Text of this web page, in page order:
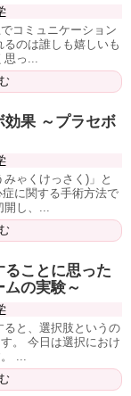
コミュニケーション
のは誰しも嬉しいも
思っ...
効果 ～プラセボ
みゃくけっさく)」と
に関する手術方法で
開し、...
ることに思った
の実験～
ると、選択肢というの
。 今日は選択におけ
...